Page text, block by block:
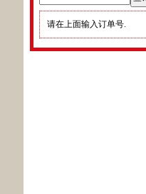
请在上面输入订单号.